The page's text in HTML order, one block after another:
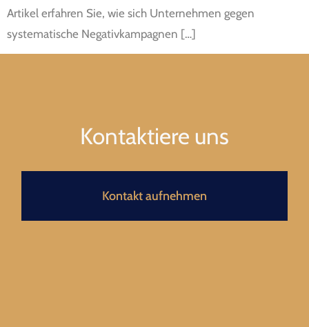
Artikel erfahren Sie, wie sich Unternehmen gegen
systematische Negativkampagnen […]
Kontaktiere uns
Kontakt aufnehmen